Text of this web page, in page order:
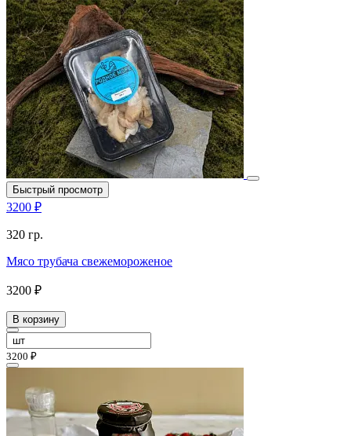
Быстрый просмотр
3200 ₽
320 гр.
Мясо трубача свежемороженое
3200 ₽
В корзину
3200 ₽